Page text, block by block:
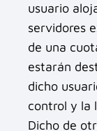
usuario
servidores
de una
estarán
dicho
control y la
Dicho de